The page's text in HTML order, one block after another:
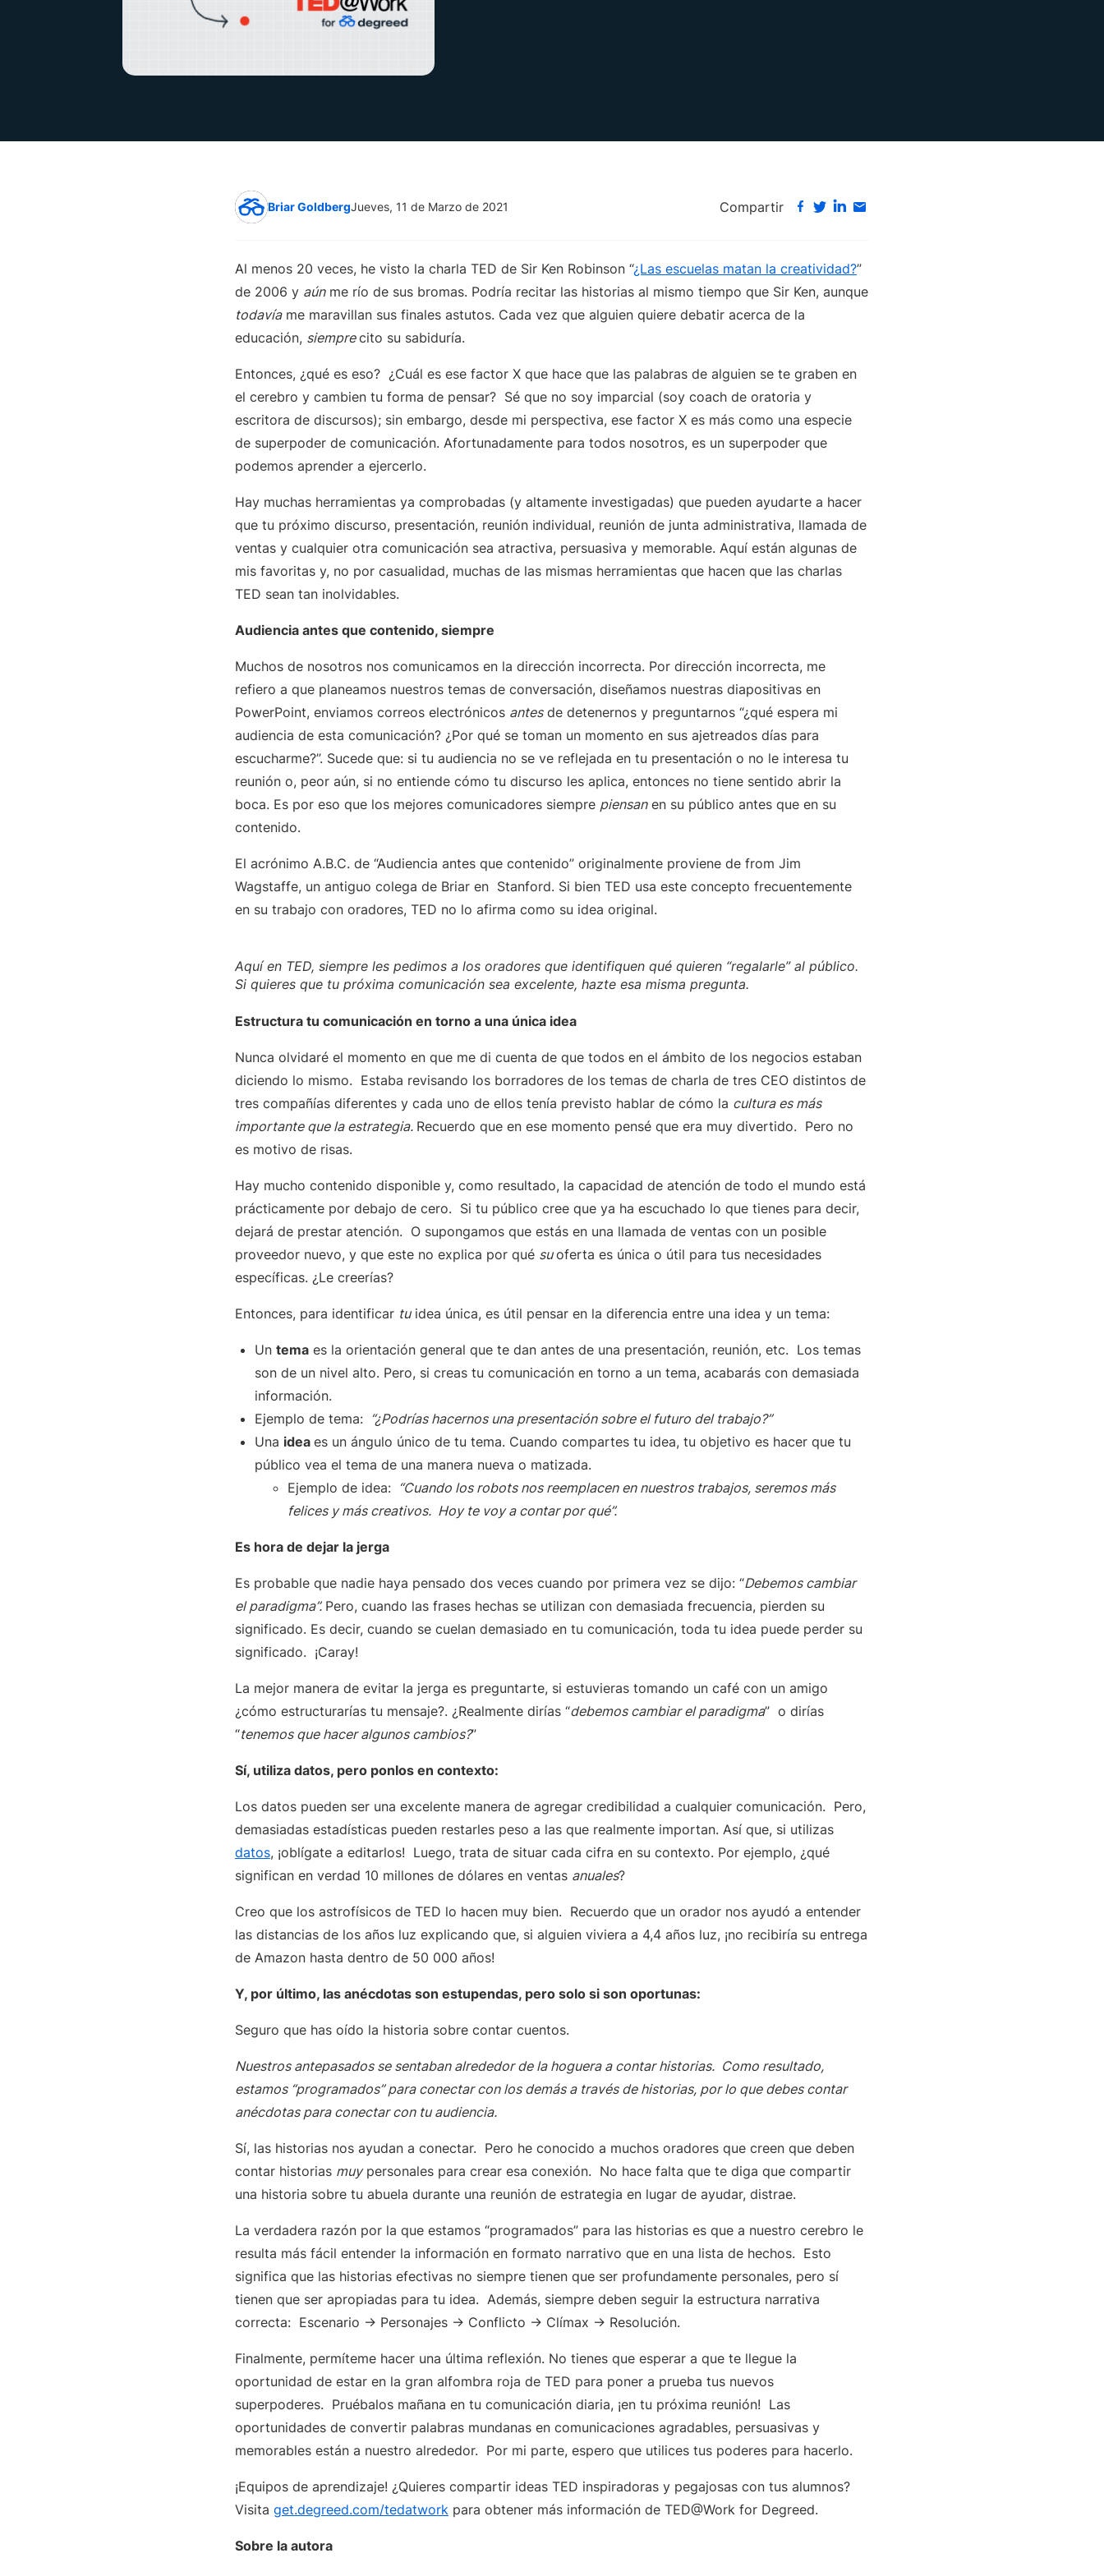
Briar GoldbergJueves, 11 de Marzo de 2021 Compartir
Al menos 20 veces, he visto la charla TED de Sir Ken Robinson “¿Las escuelas matan la creatividad?”
de 2006 y aúnme río de sus bromas. Podría recitar las historias al mismo tiempo que Sir Ken, aunque
todavíame maravillan sus finales astutos. Cada vez que alguien quiere debatir acerca de la
educación, siemprecito su sabiduría.
Entonces, ¿qué es eso? ¿Cuál es ese factor X que hace que las palabras de alguien se te graben en
el cerebro y cambien tu forma de pensar? Sé que no soy imparcial (soy coach de oratoria y
escritora de discursos); sin embargo, desde mi perspectiva, ese factor X es más como una especie
de superpoder de comunicación. Afortunadamente para todos nosotros, es un superpoder que
podemos aprender a ejercerlo.
Hay muchas herramientas ya comprobadas (y altamente investigadas) que pueden ayudarte a hacer
que tu próximo discurso, presentación, reunión individual, reunión de junta administrativa, llamada de
ventas y cualquier otra comunicación sea atractiva, persuasiva y memorable. Aquí están algunas de
mis favoritas y, no por casualidad, muchas de las mismas herramientas que hacen que las charlas
TED sean tan inolvidables.
Audiencia antes que contenido, siempre
Muchos de nosotros nos comunicamos en la dirección incorrecta. Por dirección incorrecta, me
refiero a que planeamos nuestros temas de conversación, diseñamos nuestras diapositivas en
PowerPoint, enviamos correos electrónicos antesde detenernos y preguntarnos “¿qué espera mi
audiencia de esta comunicación? ¿Por qué se toman un momento en sus ajetreados días para
escucharme?”. Sucede que: si tu audiencia no se ve reflejada en tu presentación o no le interesa tu
reunión o, peor aún, si no entiende cómo tu discurso les aplica, entonces no tiene sentido abrir la
boca. Es por eso que los mejores comunicadores siempre piensanen su público antes que en su
contenido.
El acrónimo A.B.C. de “Audiencia antes que contenido” originalmente proviene de from Jim
Wagstaffe, un antiguo colega de Briar en Stanford. Si bien TED usa este concepto frecuentemente
en su trabajo con oradores, TED no lo afirma como su idea original.
Aquí en TED, siempre les pedimos a los oradores que identifiquen qué quieren “regalarle” al público.
Si quieres que tu próxima comunicación sea excelente, hazte esa misma pregunta.
Estructura tu comunicación en torno a una única idea
Nunca olvidaré el momento en que me di cuenta de que todos en el ámbito de los negocios estaban
diciendo lo mismo. Estaba revisando los borradores de los temas de charla de tres CEO distintos de
tres compañías diferentes y cada uno de ellos tenía previsto hablar de cómo la cultura es más
importante que la estrategia. Recuerdo que en ese momento pensé que era muy divertido. Pero no
es motivo de risas.
Hay mucho contenido disponible y, como resultado, la capacidad de atención de todo el mundo está
prácticamente por debajo de cero. Si tu público cree que ya ha escuchado lo que tienes para decir,
dejará de prestar atención. O supongamos que estás en una llamada de ventas con un posible
proveedor nuevo, y que este no explica por qué suoferta es única o útil para tus necesidades
específicas. ¿Le creerías?
Entonces, para identificar tuidea única, es útil pensar en la diferencia entre una idea y un tema:
Un tema es la orientación general que te dan antes de una presentación, reunión, etc. Los temas
son de un nivel alto. Pero, si creas tu comunicación en torno a un tema, acabarás con demasiada
información.
Ejemplo de tema: “¿Podrías hacernos una presentación sobre el futuro del trabajo?”
Una idea es un ángulo único de tu tema. Cuando compartes tu idea, tu objetivo es hacer que tu
público vea el tema de una manera nueva o matizada.
Ejemplo de idea: “Cuando los robots nos reemplacen en nuestros trabajos, seremos más
felices y más creativos. Hoy te voy a contar por qué”.
Es hora de dejar la jerga
Es probable que nadie haya pensado dos veces cuando por primera vez se dijo: “Debemos cambiar
el paradigma”. Pero, cuando las frases hechas se utilizan con demasiada frecuencia, pierden su
significado. Es decir, cuando se cuelan demasiado en tu comunicación, toda tu idea puede perder su
significado. ¡Caray!
La mejor manera de evitar la jerga es preguntarte, si estuvieras tomando un café con un amigo
¿cómo estructurarías tu mensaje?. ¿Realmente dirías “debemos cambiar el paradigma” o dirías
“tenemos que hacer algunos cambios?”
Sí, utiliza datos, pero ponlos en contexto:
Los datos pueden ser una excelente manera de agregar credibilidad a cualquier comunicación. Pero,
demasiadas estadísticas pueden restarles peso a las que realmente importan. Así que, si utilizas
datos, ¡oblígate a editarlos! Luego, trata de situar cada cifra en su contexto. Por ejemplo, ¿qué
significan en verdad 10 millones de dólares en ventas anuales?
Creo que los astrofísicos de TED lo hacen muy bien. Recuerdo que un orador nos ayudó a entender
las distancias de los años luz explicando que, si alguien viviera a 4,4 años luz, ¡no recibiría su entrega
de Amazon hasta dentro de 50 000 años!
Y, por último, las anécdotas son estupendas, pero solo si son oportunas:
Seguro que has oído la historia sobre contar cuentos.
Nuestros antepasados se sentaban alrededor de la hoguera a contar historias. Como resultado,
estamos “programados” para conectar con los demás a través de historias, por lo que debes contar
anécdotas para conectar con tu audiencia.
Sí, las historias nos ayudan a conectar. Pero he conocido a muchos oradores que creen que deben
contar historias muypersonales para crear esa conexión. No hace falta que te diga que compartir
una historia sobre tu abuela durante una reunión de estrategia en lugar de ayudar, distrae.
La verdadera razón por la que estamos “programados” para las historias es que a nuestro cerebro le
resulta más fácil entender la información en formato narrativo que en una lista de hechos. Esto
significa que las historias efectivas no siempre tienen que ser profundamente personales, pero sí
tienen que ser apropiadas para tu idea. Además, siempre deben seguir la estructura narrativa
correcta: Escenario → Personajes → Conflicto → Clímax → Resolución.
Finalmente, permíteme hacer una última reflexión. No tienes que esperar a que te llegue la
oportunidad de estar en la gran alfombra roja de TED para poner a prueba tus nuevos
superpoderes. Pruébalos mañana en tu comunicación diaria, ¡en tu próxima reunión! Las
oportunidades de convertir palabras mundanas en comunicaciones agradables, persuasivas y
memorables están a nuestro alrededor. Por mi parte, espero que utilices tus poderes para hacerlo.
¡Equipos de aprendizaje! ¿Quieres compartir ideas TED inspiradoras y pegajosas con tus alumnos?
Visita get.degreed.com/tedatwork para obtener más información de TED@Work for Degreed.
Sobre la autora